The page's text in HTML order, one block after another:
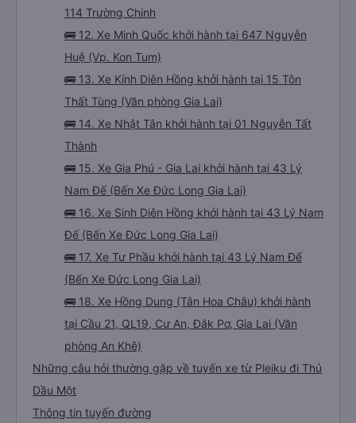
114 Trường Chinh
🚌 12. Xe Minh Quốc khởi hành tại 647 Nguyễn
Huệ (Vp. Kon Tum)
🚌 13. Xe Kính Diên Hồng khởi hành tại 15 Tôn
Thất Tùng (Văn phòng Gia Lai)
🚌 14. Xe Nhật Tân khởi hành tại 01 Nguyễn Tất
Thành
🚌 15. Xe Gia Phú - Gia Lai khởi hành tại 43 Lý
Nam Đế (Bến Xe Đức Long Gia Lai)
🚌 16. Xe Sinh Diên Hồng khởi hành tại 43 Lý Nam
Đế (Bến Xe Đức Long Gia Lai)
🚌 17. Xe Tư Phầu khởi hành tại 43 Lý Nam Đế
(Bến Xe Đức Long Gia Lai)
🚌 18. Xe Hồng Dung (Tân Hoa Châu) khởi hành
tại Cầu 21, QL19, Cư An, Đắk Pơ, Gia Lai (Văn
phòng An Khê)
Những câu hỏi thường gặp về tuyến xe từ Pleiku đi Thủ
Dầu Một
Thông tin tuyến đường